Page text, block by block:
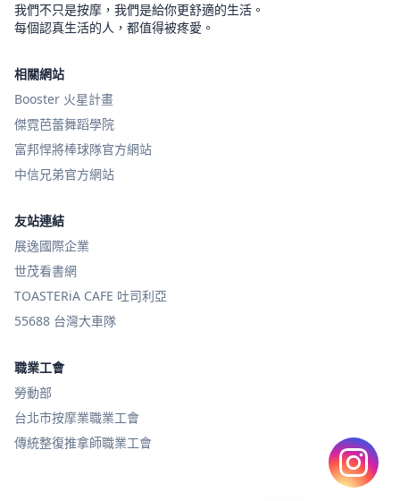
我們不只是按摩，我們是給你更舒適的生活。
每個認真生活的人，都值得被疼愛。
相關網站
Booster 火星計畫
傑霓芭蕾舞蹈學院
富邦悍將棒球隊官方網站
中信兄弟官方網站
友站連結
展逸國際企業
世茂看書網
TOASTERiA CAFE 吐司利亞
55688 台灣大車隊
職業工會
勞動部
台北市按摩業職業工會
傳統整復推拿師職業工會